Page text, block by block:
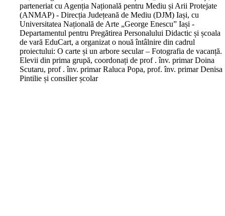
parteneriat cu Agenția Națională pentru Mediu și Arii Protejate
(ANMAP) - Direcția Județeană de Mediu (DJM) Iași, cu
Universitatea Națională de Arte „George Enescu” Iași -
Departamentul pentru Pregătirea Personalului Didactic și școala
de vară EduCart, a organizat o nouă întâlnire din cadrul
proiectului: O carte și un arbore secular – Fotografia de vacanță.
Elevii din prima grupă, coordonați de prof . înv. primar Doina
Scutaru, prof . înv. primar Raluca Popa, prof. înv. primar Denisa
Pintilie și consilier școlar